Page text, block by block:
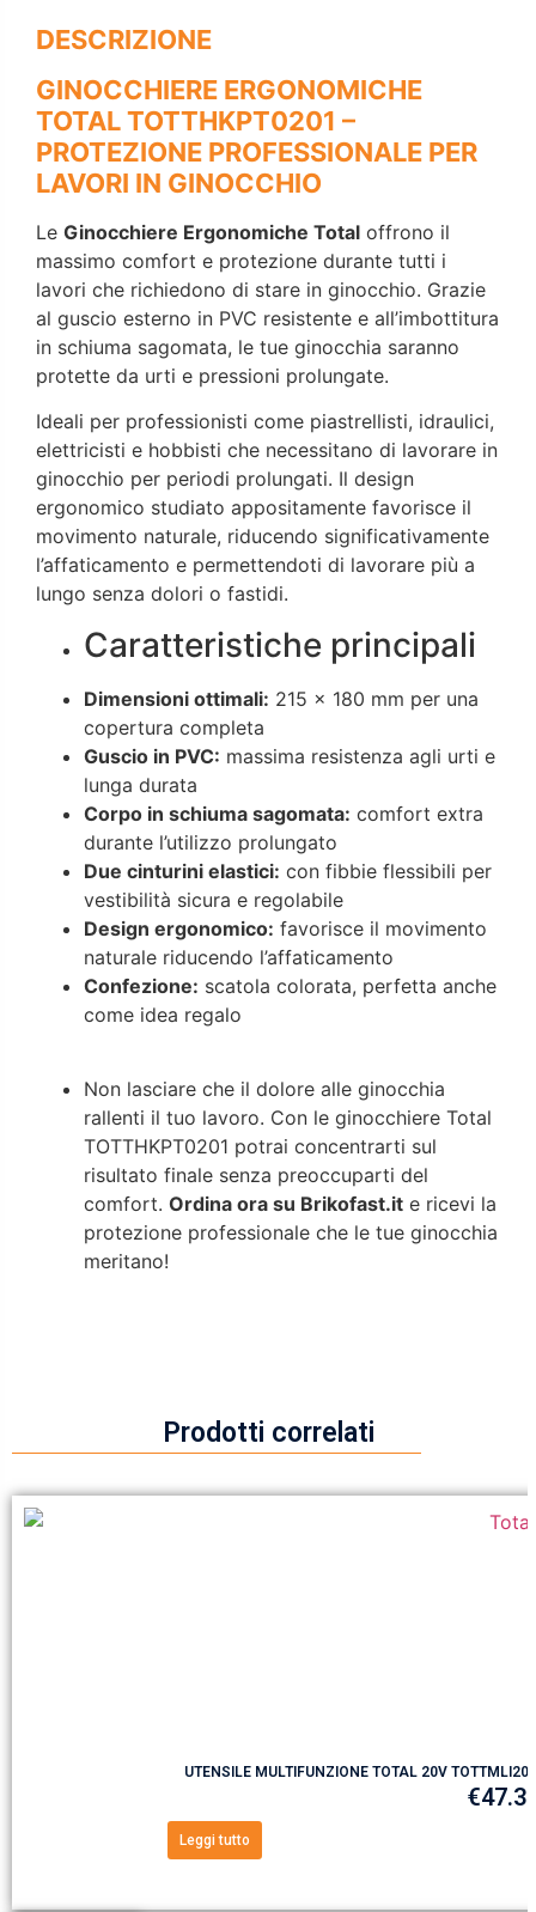
DESCRIZIONE
GINOCCHIERE ERGONOMICHE
TOTAL TOTTHKPT0201 –
PROTEZIONE PROFESSIONALE PER
LAVORI IN GINOCCHIO
Le Ginocchiere Ergonomiche Total offrono il
massimo comfort e protezione durante tutti i
lavori che richiedono di stare in ginocchio. Grazie
al guscio esterno in PVC resistente e all’imbottitura
in schiuma sagomata, le tue ginocchia saranno
protette da urti e pressioni prolungate.
Ideali per professionisti come piastrellisti, idraulici,
elettricisti e hobbisti che necessitano di lavorare in
ginocchio per periodi prolungati. Il design
ergonomico studiato appositamente favorisce il
movimento naturale, riducendo significativamente
l’affaticamento e permettendoti di lavorare più a
lungo senza dolori o fastidi.
Caratteristiche principali
Dimensioni ottimali: 215 × 180 mm per una
copertura completa
Guscio in PVC: massima resistenza agli urti e
lunga durata
Corpo in schiuma sagomata: comfort extra
durante l’utilizzo prolungato
Due cinturini elastici: con fibbie flessibili per
vestibilità sicura e regolabile
Design ergonomico: favorisce il movimento
naturale riducendo l’affaticamento
Confezione: scatola colorata, perfetta anche
come idea regalo
Non lasciare che il dolore alle ginocchia
rallenti il tuo lavoro. Con le ginocchiere Total
TOTTHKPT0201 potrai concentrarti sul
risultato finale senza preoccuparti del
comfort. Ordina ora su Brikofast.it e ricevi la
protezione professionale che le tue ginocchia
meritano!
Prodotti correlati
UTENSILE MULTIFUNZIONE TOTAL 20V
€
Leggi tutto